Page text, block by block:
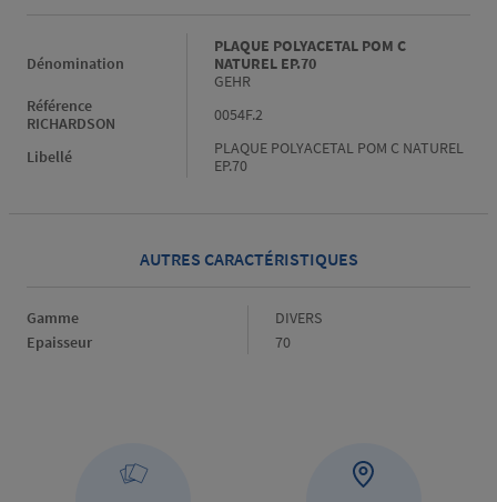
Dénomination
PLAQUE POLYACETAL POM C
NATUREL EP.70
GEHR
Référence
RICHARDSON
0054F.2
Libellé
PLAQUE POLYACETAL POM C NATUREL
EP.70
AUTRES CARACTÉRISTIQUES
Gamme Gamme
DIVERS
Epaisseur
Epaisseur
70